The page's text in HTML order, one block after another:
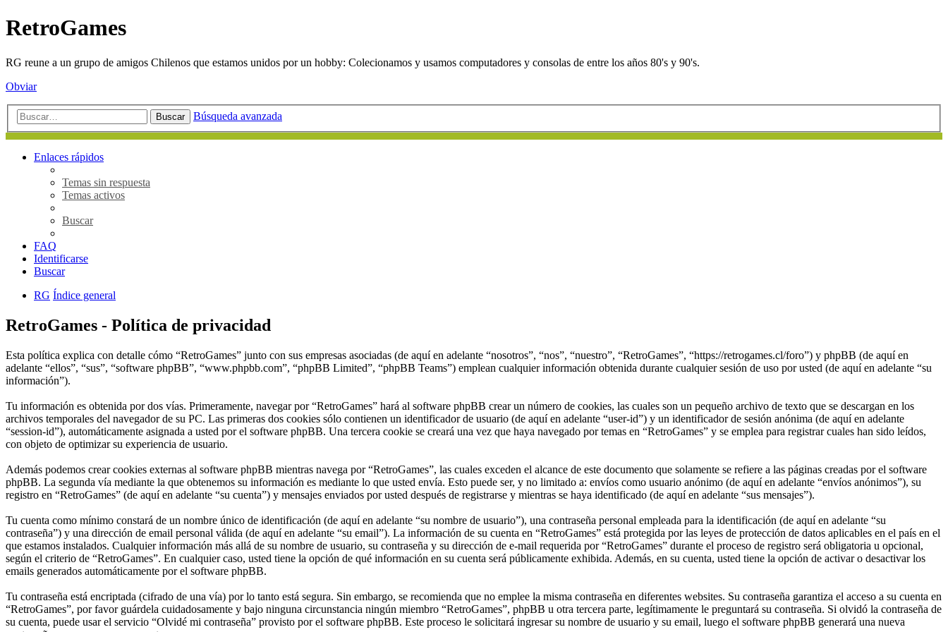
RetroGames
RG reune a un grupo de amigos Chilenos que estamos unidos por un hobby: Colecionamos y usamos computadores y consolas de entre los años 80's y 90's.
Obviar
Buscar Búsqueda avanzada
Enlaces rápidos
Temas sin respuesta
Temas activos
Buscar
FAQ
Identificarse
Buscar
RG Índice general
RetroGames - Política de privacidad
Esta política explica con detalle cómo “RetroGames” junto con sus empresas asociadas (de aquí en adelante “nosotros”, “nos”, “nuestro”, “RetroGames”, “https://retrogames.cl/foro”) y phpBB (de aquí en
adelante “ellos”, “sus”, “software phpBB”, “www.phpbb.com”, “phpBB Limited”, “phpBB Teams”) emplean cualquier información obtenida durante cualquier sesión de uso por usted (de aquí en adelante “su
información”).
Tu información es obtenida por dos vías. Primeramente, navegar por “RetroGames” hará al software phpBB crear un número de cookies, las cuales son un pequeño archivo de texto que se descargan en los
archivos temporales del navegador de su PC. Las primeras dos cookies sólo contienen un identificador de usuario (de aquí en adelante “user-id”) y un identificador de sesión anónima (de aquí en adelante
“session-id”), automáticamente asignada a usted por el software phpBB. Una tercera cookie se creará una vez que haya navegado por temas en “RetroGames” y se emplea para registrar cuales han sido leídos,
con objeto de optimizar su experiencia de usuario.
Además podemos crear cookies externas al software phpBB mientras navega por “RetroGames”, las cuales exceden el alcance de este documento que solamente se refiere a las páginas creadas por el software
phpBB. La segunda vía mediante la que obtenemos su información es mediante lo que usted envía. Esto puede ser, y no limitado a: envíos como usuario anónimo (de aquí en adelante “envíos anónimos”), su
registro en “RetroGames” (de aquí en adelante “su cuenta”) y mensajes enviados por usted después de registrarse y mientras se haya identificado (de aquí en adelante “sus mensajes”).
Tu cuenta como mínimo constará de un nombre único de identificación (de aquí en adelante “su nombre de usuario”), una contraseña personal empleada para la identificación (de aquí en adelante “su
contraseña”) y una dirección de email personal válida (de aquí en adelante “su email”). La información de su cuenta en “RetroGames” está protegida por las leyes de protección de datos aplicables en el país en el
que estamos instalados. Cualquier información más allá de su nombre de usuario, su contraseña y su dirección de e-mail requerida por “RetroGames” durante el proceso de registro será obligatoria u opcional,
según el criterio de “RetroGames”. En cualquier caso, usted tiene la opción de qué información en su cuenta será públicamente exhibida. Además, en su cuenta, usted tiene la opción de activar o desactivar los
emails generados automáticamente por el software phpBB.
Tu contraseña está encriptada (cifrado de una vía) por lo tanto está segura. Sin embargo, se recomienda que no emplee la misma contraseña en diferentes websites. Su contraseña garantiza el acceso a su cuenta en
“RetroGames”, por favor guárdela cuidadosamente y bajo ninguna circunstancia ningún miembro “RetroGames”, phpBB u otra tercera parte, legítimamente le preguntará su contraseña. Si olvidó la contraseña de
su cuenta, puede usar el servicio “Olvidé mi contraseña” provisto por el software phpBB. Este proceso le solicitará ingresar su nombre de usuario y su email, luego el software phpBB generará una nueva